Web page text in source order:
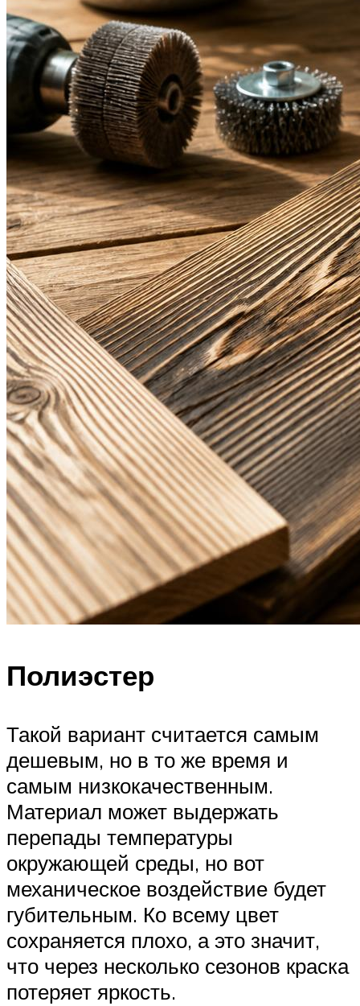
Полиэстер
Такой вариант считается самым
дешевым, но в то же время и
самым низкокачественным.
Материал может выдержать
перепады температуры
окружающей среды, но вот
механическое воздействие будет
губительным. Ко всему цвет
сохраняется плохо, а это значит,
что через несколько сезонов краска
потеряет яркость.